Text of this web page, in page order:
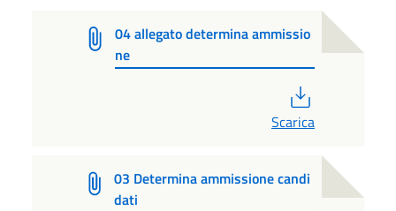
04 allegato determina ammissio
ne
Scarica
03 Determina ammissione candi
dati